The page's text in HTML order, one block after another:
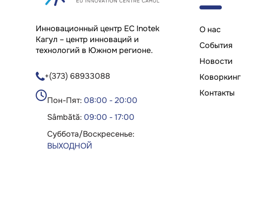
Инновационный центр ЕС Inotek
Кагул – центр инноваций и
технологий в Южном регионе.
+(373) 68933088
Пон-Пят: 08:00 - 20:00
Sâmbătă: 09:00 - 17:00
Суббота/Воскресенье:
ВЫХОДНОЙ
О нас
Cобытия
Новости
Коворкинг
Контакты